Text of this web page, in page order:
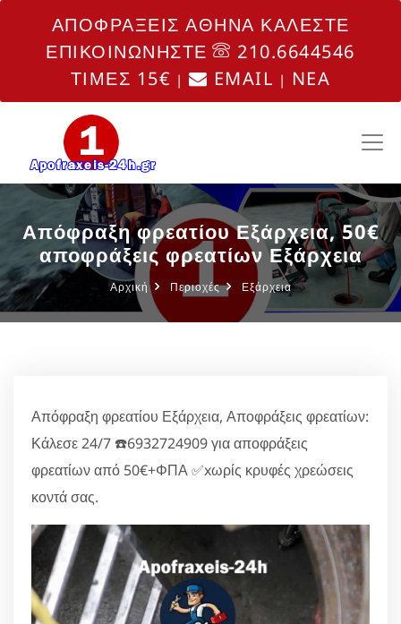
ΑΠΟΦΡΑΞΕΙΣ ΑΘΗΝΑ ΚΑΛΕΣΤΕ
ΕΠΙΚΟΙΝΩΝΗΣΤΕ
210.6644546
ΤΙΜΕΣ 15€ | EMAIL | NEA
Απόφραξη φρεατίου Εξάρχεια, 50€
αποφράξεις φρεατίων Εξάρχεια
Αρχική Περιοχές Εξάρχεια
Απόφραξη φρεατίου Εξάρχεια, Αποφράξεις φρεατίων:
Κάλεσε 24/7 ☎️6932724909 για αποφράξεις
φρεατίων από 50€+ΦΠΑ ✅xωρίς κρυφές χρεώσεις
κοντά σας.